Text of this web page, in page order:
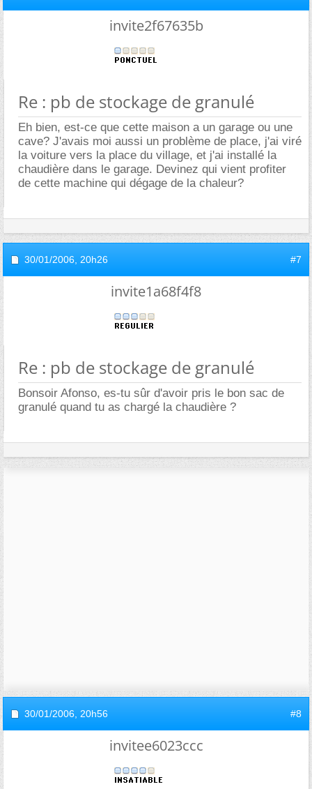
invite2f67635b
Re : pb de stockage de granulé
Eh bien, est-ce que cette maison a un garage ou une
cave? J'avais moi aussi un problème de place, j'ai viré
la voiture vers la place du village, et j'ai installé la
chaudière dans le garage. Devinez qui vient profiter
de cette machine qui dégage de la chaleur?
30/01/2006, 20h26 #7
invite1a68f4f8
Re : pb de stockage de granulé
Bonsoir Afonso, es-tu sûr d'avoir pris le bon sac de
granulé quand tu as chargé la chaudière ?
30/01/2006, 20h56 #8
invitee6023ccc